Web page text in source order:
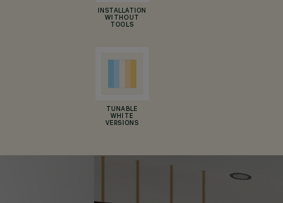
INSTALLATION
WITHOUT
TOOLS
TUNABLE
WHITE
VERSIONS